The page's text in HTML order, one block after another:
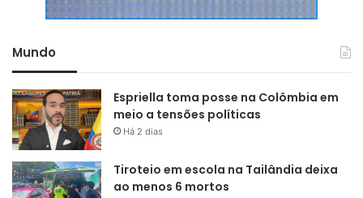
Mundo
Espriella toma posse na Colômbia em
meio a tensões políticas
Há 2 dias
Tiroteio em escola na Tailândia deixa
ao menos 6 mortos